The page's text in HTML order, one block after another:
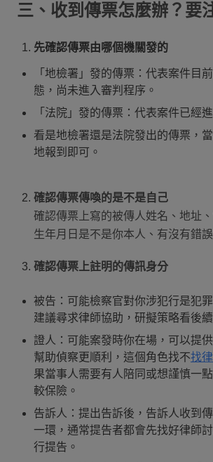
三、收到傳票怎麼辦？要
先確認傳票由哪個機關發的
「地檢署」發的傳票：代表案件目
態，尚未進入審判程序。
「法院」發的傳票：代表案件已經
看是地檢署還是法院發出的傳票，
地報到即可。
確認傳票傳喚的是不是自己
確認傳票上寫的被傳人姓名、地址
生年月日是不是你本人、有沒有錯誤
確認傳票上註明的傳訊身分
被告：可能檢察官對你涉犯行是犯
建議尋求律師協助，研擬策略看後
證人：可能案發時你在場，可以提
幫助偵察更順利，這個角色找不找
果當事人需要有人陪同或想謹慎一
較保險。
告訴人：提出告訴後，告訴人收到
一環，通常提告者都會先找好律師
行提告。